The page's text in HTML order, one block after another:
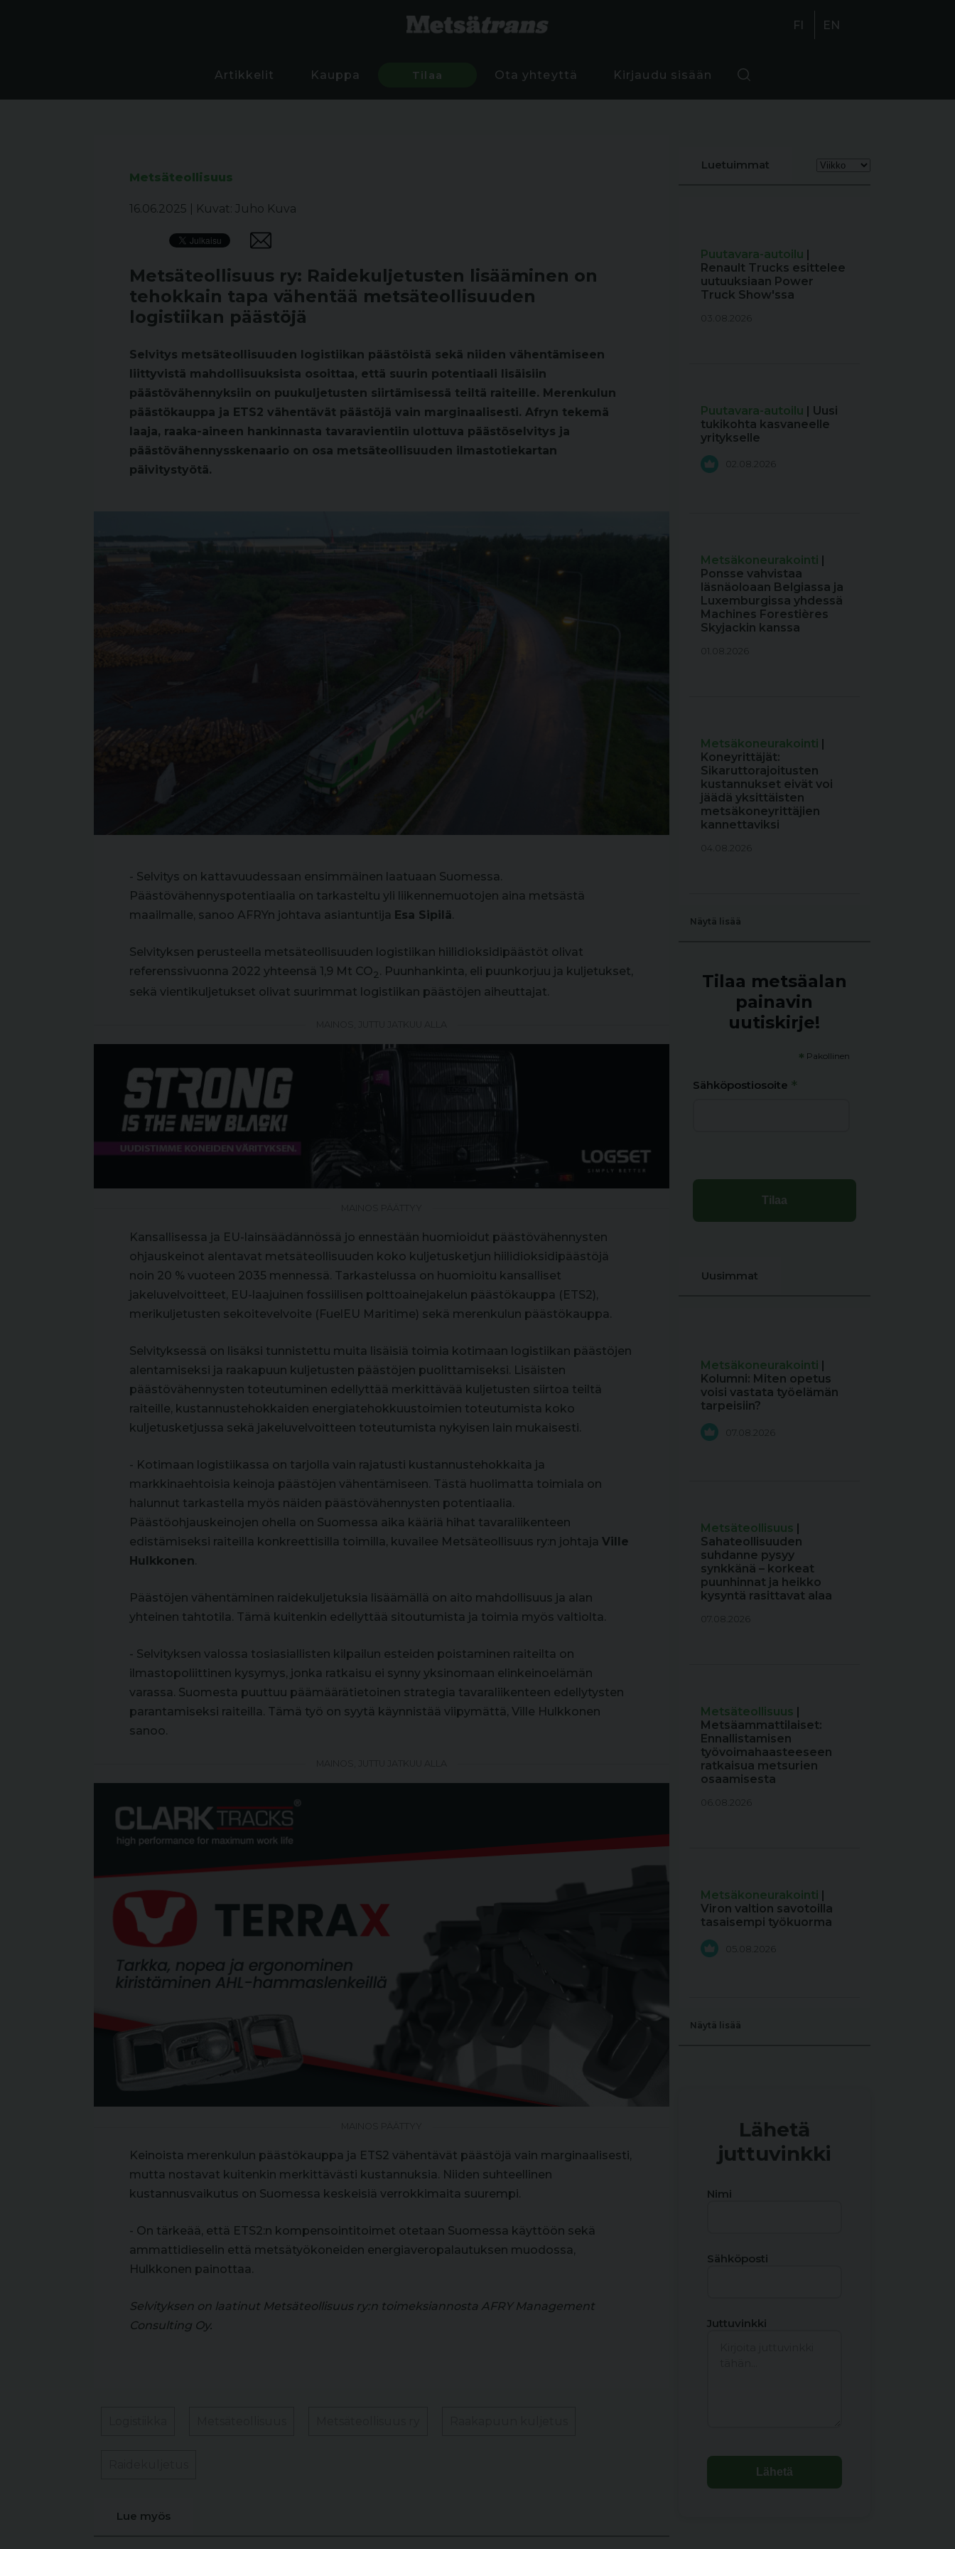
FI EN
Artikkelit Kauppa Tilaa Ota yhteyttä Kirjaudu sisään
Metsäteollisuus
16.06.2025 Kuvat: Juho Kuva
Metsäteollisuus ry: Raidekuljetusten lisääminen on
tehokkain tapa vähentää metsäteollisuuden
logistiikan päästöjä
Selvitys metsäteollisuuden logistiikan päästöistä sekä niiden vähentämiseen
liittyvistä mahdollisuuksista osoittaa, että suurin potentiaali lisäisiin
päästövähennyksiin on puukuljetusten siirtämisessä teiltä raiteille. Merenkulun
päästökauppa ja ETS2 vähentävät päästöjä vain marginaalisesti. Afryn tekemä
laaja, raaka-aineen hankinnasta tavaravientiin ulottuva päästöselvitys ja
päästövähennysskenaario on osa metsäteollisuuden ilmastotiekartan
päivitystyötä.
- Selvitys on kattavuudessaan ensimmäinen laatuaan Suomessa.
Päästövähennyspotentiaalia on tarkasteltu yli liikennemuotojen aina metsästä
maailmalle, sanoo AFRYn johtava asiantuntija Esa Sipilä.
Selvityksen perusteella metsäteollisuuden logistiikan hiilidioksidipäästöt olivat
referenssivuonna 2022 yhteensä 1,9 Mt CO2. Puunhankinta, eli puunkorjuu ja kuljetukset,
sekä vientikuljetukset olivat suurimmat logistiikan päästöjen aiheuttajat.
Kansallisessa ja EU-lainsäädännössä jo ennestään huomioidut päästövähennysten
ohjauskeinot alentavat metsäteollisuuden koko kuljetusketjun hiilidioksidipäästöjä
noin 20 % vuoteen 2035 mennessä. Tarkastelussa on huomioitu kansalliset
jakeluvelvoitteet, EU-laajuinen fossiilisen polttoainejakelun päästökauppa (ETS2),
merikuljetusten sekoitevelvoite (FuelEU Maritime) sekä merenkulun päästökauppa.
Selvityksessä on lisäksi tunnistettu muita lisäisiä toimia kotimaan logistiikan päästöjen
alentamiseksi ja raakapuun kuljetusten päästöjen puolittamiseksi. Lisäisten
päästövähennysten toteutuminen edellyttää merkittävää kuljetusten siirtoa teiltä
raiteille, kustannustehokkaiden energiatehokkuustoimien toteutumista koko
kuljetusketjussa sekä jakeluvelvoitteen toteutumista nykyisen lain mukaisesti.
- Kotimaan logistiikassa on tarjolla vain rajatusti kustannustehokkaita ja
markkinaehtoisia keinoja päästöjen vähentämiseen. Tästä huolimatta toimiala on
halunnut tarkastella myös näiden päästövähennysten potentiaalia.
Päästöohjauskeinojen ohella on Suomessa aika kääriä hihat tavaraliikenteen
edistämiseksi raiteilla konkreettisilla toimilla, kuvailee Metsäteollisuus ry:n johtaja Ville
Hulkkonen.
Päästöjen vähentäminen raidekuljetuksia lisäämällä on aito mahdollisuus ja alan
yhteinen tahtotila. Tämä kuitenkin edellyttää sitoutumista ja toimia myös valtiolta.
- Selvityksen valossa tosiasiallisten kilpailun esteiden poistaminen raiteilta on
ilmastopoliittinen kysymys, jonka ratkaisu ei synny yksinomaan elinkeinoelämän
varassa. Suomesta puuttuu päämäärätietoinen strategia tavaraliikenteen edellytysten
parantamiseksi raiteilla. Tämä työ on syytä käynnistää viipymättä, Ville Hulkkonen
sanoo.
Keinoista merenkulun päästökauppa ja ETS2 vähentävät päästöjä vain marginaalisesti,
mutta nostavat kuitenkin merkittävästi kustannuksia. Niiden suhteellinen
kustannusvaikutus on Suomessa keskeisiä verrokkimaita suurempi.
- On tärkeää, että ETS2:n kompensointitoimet otetaan Suomessa käyttöön sekä
ammattidieselin että metsätyökoneiden energiaveropalautuksen muodossa,
Hulkkonen painottaa.
Selvityksen on laatinut Metsäteollisuus ry:n toimeksiannosta AFRY Management
Consulting Oy.
Lue myös
Luetuimmat
Puutavara-autoilu |
Renault Trucks esittelee
uutuuksiaan Power
Truck Show'ssa
03.08.2026
Puutavara-autoilu | Uusi
tukikohta kasvaneelle
yritykselle
02.08.2026
Metsäkoneurakointi |
Ponsse vahvistaa
läsnäoloaan Belgiassa ja
Luxemburgissa yhdessä
Machines Forestières
Skyjackin kanssa
01.08.2026
Metsäkoneurakointi |
Koneyrittäjät:
Sikaruttorajoitusten
kustannukset eivät voi
jäädä yksittäisten
metsäkoneyrittäjien
kannettaviksi
04.08.2026
Näytä lisää
Tilaa metsäalan
painavin
uutiskirje!
* Pakollinen
Sähköpostiosoite *
Uusimmat
Metsäkoneurakointi |
Kolumni: Miten opetus
voisi vastata työelämän
tarpeisiin?
07.08.2026
Metsäteollisuus |
Sahateollisuuden
suhdanne pysyy
synkkänä – korkeat
puunhinnat ja heikko
kysyntä rasittavat alaa
07.08.2026
Metsäteollisuus |
Metsäammattilaiset:
Ennallistamisen
työvoimahaasteeseen
ratkaisua metsurien
osaamisesta
06.08.2026
Metsäkoneurakointi |
Viron valtion savotoilla
tasaisempi työkuorma
05.08.2026
Näytä lisää
Lähetä
juttuvinkki
Nimi
Sähköposti
Juttuvinkki
Lähetä